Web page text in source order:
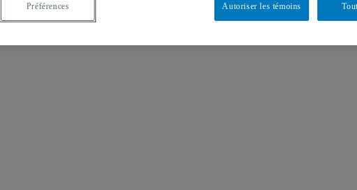
Autoriser les témoins
Préférences